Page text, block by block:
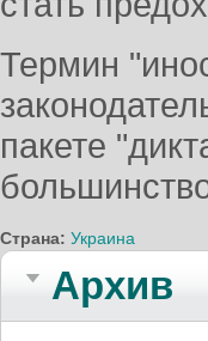
Термин
пакете
Страна: Украина
Архив